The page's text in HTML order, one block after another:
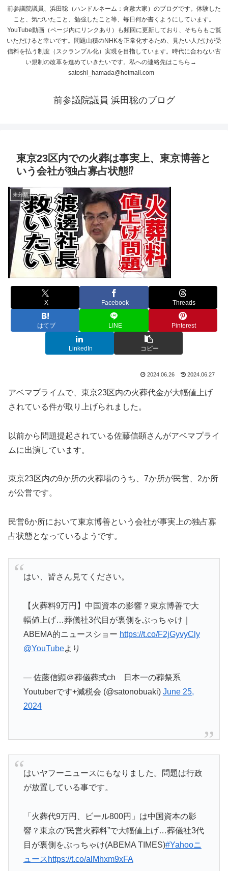
前参議院議員、浜田聡（ハンドルネーム：倉敷大家）のブログです。体験した
こと、気づいたこと、勉強したこと等、毎日何か書くようにしています。
YouTube動画（ページ内にリンクあり）も頻回に更新しており、そちらもご覧
いただけると幸いです。問題山積のNHKを正常化するため、見たい人だけが受
信料を払う制度（スクランブル化）実現を目指しています。時代に合わない古
い規制の改革を進めていきたいです。私への連絡先はこちら→
satoshi_hamada@hotmail.com
前参議院議員 浜田聡のブログ
東京23区内での火葬は事実上、東京博善と
いう会社が独占寡占状態⁉
未分類
X Facebook Threads
はてブ LINE Pinterest
LinkedIn コピー
2024.06.26 2024.06.27
アベマプライムで、東京23区内の火葬代金が大幅値上げ
されている件が取り上げられました。
以前から問題提起されている佐藤信顕さんがアベマプライ
ムに出演しています。
東京23区内の9か所の火葬場のうち、7か所が民営、2か所
が公営です。
民営6か所において東京博善という会社が事実上の独占寡
占状態となっているようです。
はい、皆さん見てください。
【火葬料9万円】中国資本の影響？東京博善で大
幅値上げ…葬儀社3代目が裏側をぶっちゃけ｜
ABEMA的ニュースショー https://t.co/F2jGyvyCly
@YouTubeより
— 佐藤信顕＠葬儀葬式ch 日本一の葬祭系
Youtuberです+減税会 (@satonobuaki) June 25,
2024
はいヤフーニュースにもなりました。問題は行政
が放置している事です。
「火葬代9万円、ビール800円」は中国資本の影
響？東京の“民営火葬料”で大幅値上げ…葬儀社3代
目が裏側をぶっちゃけ(ABEMA TIMES)#Yahooニ
ュース https://t.co/alMhxm9xFA